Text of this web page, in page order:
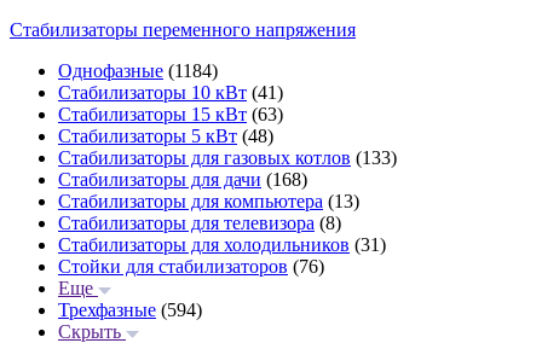
Стабилизаторы переменного напряжения
Однофазные (1184)
Стабилизаторы 10 кВт (41)
Стабилизаторы 15 кВт (63)
Стабилизаторы 5 кВт (48)
Стабилизаторы для газовых котлов (133)
Стабилизаторы для дачи (168)
Стабилизаторы для компьютера (13)
Стабилизаторы для телевизора (8)
Стабилизаторы для холодильников (31)
Стойки для стабилизаторов (76)
Еще
Трехфазные (594)
Скрыть